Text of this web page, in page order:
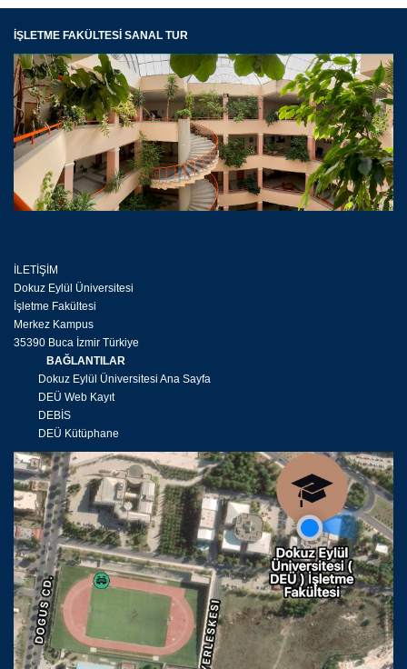
İŞLETME FAKÜLTESİ SANAL TUR
İLETİŞİM
Dokuz Eylül Üniversitesi
İşletme Fakültesi
Merkez Kampus
35390 Buca İzmir Türkiye
BAĞLANTILAR
Dokuz Eylül Üniversitesi Ana Sayfa
DEÜ Web Kayıt
DEBİS
DEÜ Kütüphane